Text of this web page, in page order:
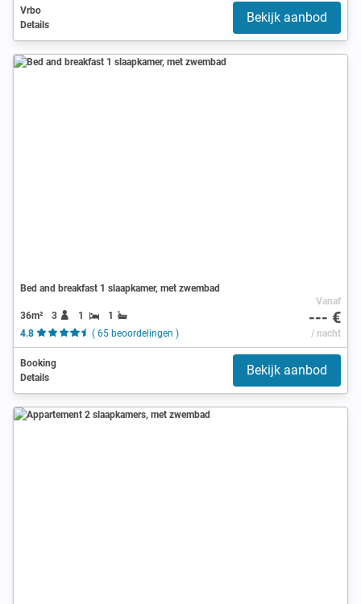
Vrbo
Details
Bekijk aanbod
Bed and breakfast 1 slaapkamer, met zwembad
36m² 3 1
1
4.8
( 65 beoordelingen )
Vanaf
--- €
/ nacht
Booking
Details
Bekijk aanbod